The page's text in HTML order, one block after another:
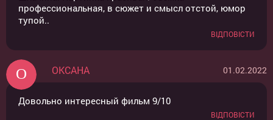
профессиональная, в сюжет и смысл отстой, юмор
тупой..
ВІДПОВІСТИ
ОКСАНА 01.02.2022
Довольно интересный фильм 9/10
ВІДПОВІСТИ